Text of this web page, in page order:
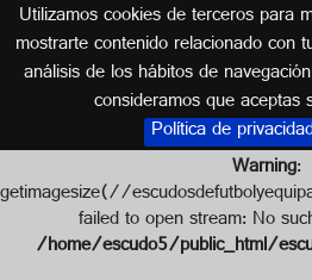
Utilizamos cookies de terceros para
mostrarte contenido relacionado con
análisis de los hábitos de
consideramos que aceptas
Política de
Escudo de
CÁDIZ
Warning:
getimagesize(//
failed to open stream: No
/home/escudo5/public_html/